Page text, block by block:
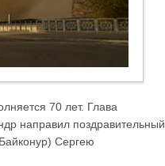
70 лет. Глава
направил поздравительный
Сергею